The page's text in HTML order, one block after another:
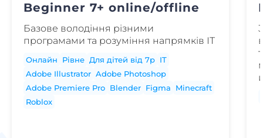
Beginner 7+ online/offline
Базове володіння різними
програмами та розуміння напрямків ІТ
Онлайн Рівне Для дітей від 7р IT
Adobe Illustrator Adobe Photoshop
Adobe Premiere Pro Blender Figma
Minecraft
Roblox